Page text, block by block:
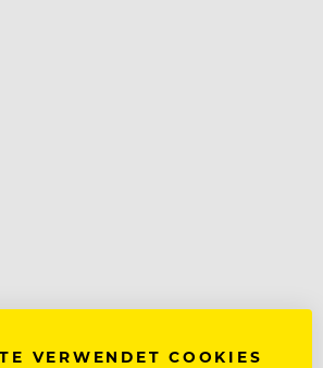
VERWENDET COOKIES